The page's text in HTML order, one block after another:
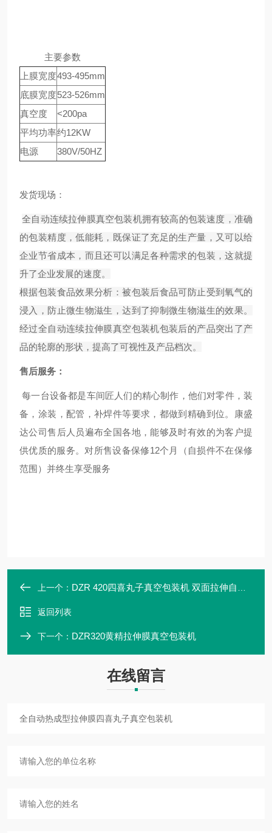
主要参数
上膜宽度493-495mm
底膜宽度523-526mm
真空度
<200pa
平均功率约12KW
电源
380V/50HZ
发货现场：
全自动连续拉伸膜真空包装机拥有较高的包装速度，准确
的包装精度，低能耗，既保证了充足的生产量，又可以给
企业节省成本，而且还可以满足各种需求的包装，这就提
升了企业发展的速度。
根据包装食品效果分析：被包装后食品可防止受到氧气的
浸入，防止微生物滋生，达到了抑制微生物滋生的效果。
经过全自动连续拉伸膜真空包装机包装后的产品突出了产
品的轮廓的形状，提高了可视性及产品档次。
售后服务：
每一台设备都是车间匠人们的精心制作，他们对零件，装
备，涂装，配管，补焊件等要求，都做到精确到位。康盛
达公司售后人员遍布全国各地，能够及时有效的为客户提
供优质的服务。对所售设备保修12个月（自损件不在保修
范围）并终生享受服务
上一个： DZR 420四喜丸子真空包装机 双面拉伸自动真空机
返回列表
下一个： DZR320黄精拉伸膜真空包装机
在线留言